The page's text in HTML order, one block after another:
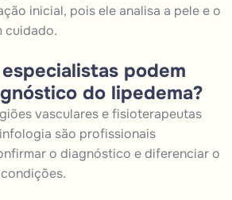
inicial, pois ele analisa a pele e o
cuidado.
podem
do lipedema?
vasculares e fisioterapeutas
são profissionais
o diagnóstico e diferenciar o